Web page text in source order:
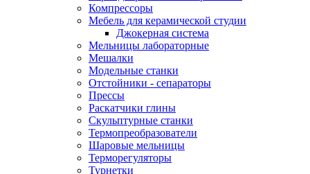
Компрессоры
Мебель для керамической студии
Джокерная система
Мельницы лабораторные
Мешалки
Модельные станки
Отстойники - сепараторы
Прессы
Раскатчики глины
Скульптурные станки
Термопреобразователи
Шаровые мельницы
Терморегуляторы
Турнетки